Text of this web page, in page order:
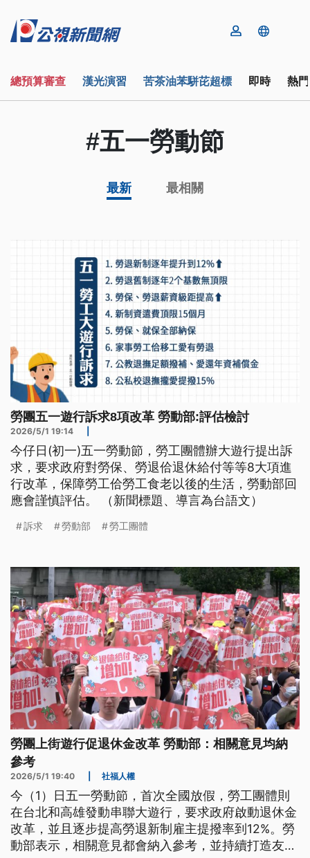
總預算審查 漢光演習 苦茶油苯駢芘超標 即時 熱
#五一勞動節
最新 最相關
勞團五一遊行訴求8項改革 勞動部:評估檢討
2026/5/1 19:14
今仔日(初一)五一勞動節，勞工團體辦大遊行提出訴
求，要求政府對勞保、勞退佮退休給付等等8大項進
行改革，保障勞工佮勞工食老以後的生活，勞動部回
應會謹慎評估。 （新聞標題、導言為台語文）
訴求 勞動部 勞工團體
勞團上街遊行促退休金改革 勞動部：相關意見均納
參考
2026/5/1 19:40 社福人權
今（1）日五一勞動節，首次全國放假，勞工團體則
在台北和高雄發動串聯大遊行，要求政府啟動退休金
改革，並且逐步提高勞退新制雇主提撥率到12%。勞
動部表示，相關意見都會納入參考，並持續打造友善